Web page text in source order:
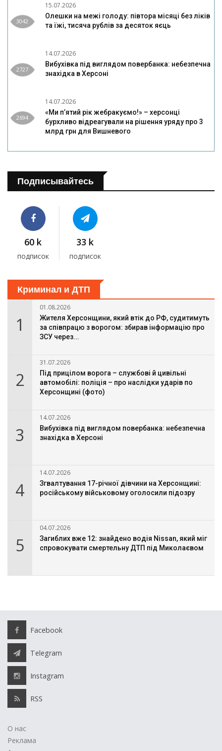
3042
15.07.2026
Олешки на межі голоду: півтора місяці без ліків
та їжі, тисяча рублів за десяток яєць
2727
14.07.2026
Вибухівка під виглядом повербанка: небезпечна
знахідка в Херсоні
2694
14.07.2026
«Ми п’ятий рік жебракуємо!» – херсонці
бурхливо відреагували на рішення уряду про 3
млрд грн для Вишневого
Подписывайтесь
60 k
подписок
33 k
подписок
Криминал и ДТП
1
01.08.2026
Жителя Херсонщини, який втік до РФ, судитимуть
за співпрацю з ворогом: збирав інформацію про
ЗСУ через...
2
31.07.2026
Під прицілом ворога – службові й цивільні
автомобілі: поліція – про наслідки ударів по
Херсонщині (фото)
3
14.07.2026
Вибухівка під виглядом повербанка: небезпечна
знахідка в Херсоні
4
14.07.2026
Згвалтування 17-річної дівчини на Херсонщині:
російському військовому оголосили підозру
5
04.07.2026
Загиблих вже 12: знайдено водія Nissan, який міг
спровокувати смертельну ДТП під Миколаєвом
Facebook
Telegram
Instagram
RSS
О нас
Реклама